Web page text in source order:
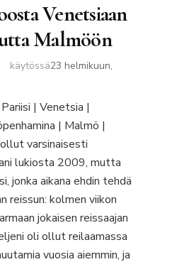
Venetsiaan
Malmöön
käytössä23 helmikuun,
| Venetsia |
| Malmö |
varsinaisesti
lukiosta 2009, mutta
jonka aikana ehdin tehdä
reissun: kolmen viikon
jokaisen reissaajan
oli ollut reilaamassa
vuosia aiemmin, ja